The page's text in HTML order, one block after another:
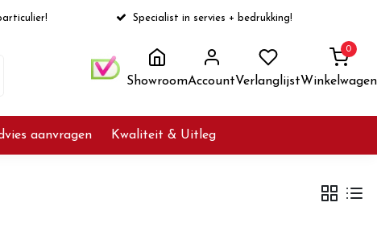
Specialist in servies + bedrukking!
ShowroomAccountVerlanglijst
0
Winkelwagen
aanvragen Kwaliteit & Uitleg